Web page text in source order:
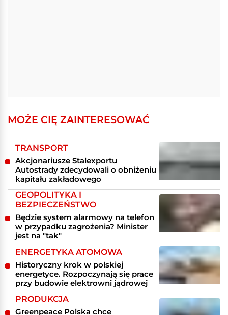
MOŻE CIĘ ZAINTERESOWAĆ
TRANSPORT
Akcjonariusze Stalexportu
Autostrady zdecydowali o obniżeniu
kapitału zakładowego
GEOPOLITYKA I
BEZPIECZEŃSTWO
Będzie system alarmowy na telefon
w przypadku zagrożenia? Minister
jest na "tak"
ENERGETYKA ATOMOWA
Historyczny krok w polskiej
energetyce. Rozpoczynają się prace
przy budowie elektrowni jądrowej
PRODUKCJA
Greenpeace Polska chce